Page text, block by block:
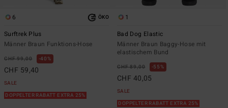
6 ÖKO
Surftrek Plus
Männer Braun Funktions-Hose
CHF 99,00 40%
CHF 59,40
SALE
DOPPELTER RABATT EXTRA 25%
1
Bad Dog Elastic
Männer Braun Baggy-Hose mit
elastischem Bund
CHF 89,00 55%
CHF 40,05
SALE
DOPPELTER RABATT EXTRA 25%